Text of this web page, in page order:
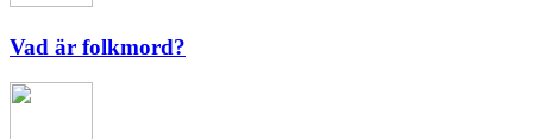
Vad är folkmord?